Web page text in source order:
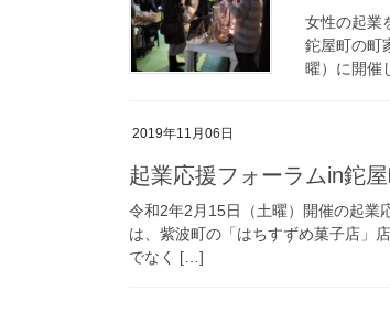
女性の起業
鉈屋町の町
曜）に開催
2019年11月06日
起業応援フォーラムin鉈
令和2年2月15日（土曜）開催の起業
は、紫波町の「はちすずめ菓子店」
でなく […]